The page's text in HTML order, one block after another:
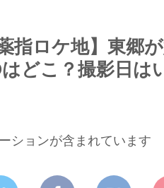
指ロケ地】東郷
どこ？撮影日は
ションが含まれています